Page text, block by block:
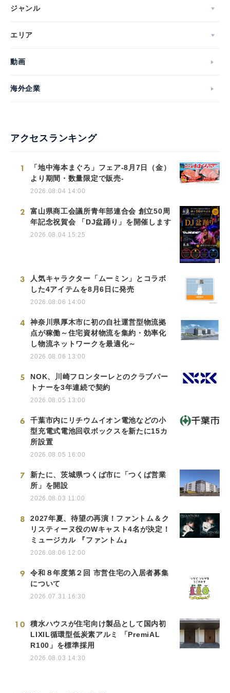
ジャンル
エリア
動画
海外企業
アクセスランキング
1
「地中海本まぐろ」フェア-8月7日（金）
より期間・数量限定で販売-
2026.08.04 14:00
2
富山県商工会議所青年部連合会 創立50周
年記念祝賀会 「DJ盆踊り」を開催します
2026.08.04 15:25
3
人気キャラクター「ムーミン」とコラボ
した4アイテムを8月6日に発売
2026.08.06 14:00
4
神奈川県厚木市に初の自社運営型物流拠
点が稼働～住宅資材物流を集約・効率化
し物流ネットワークを最適化～
2026.08.06 13:00
5
NOK、川崎フロンターレとのクラブパー
トナーを3年連続で契約
2026.08.05 13:00
6
千葉市内にリチウムイオン電池などの小
型充電式電池回収ボックスを新たに15カ
所設置
2026.08.05 16:00
7
新たに、茨城県つくば市に「つくば営業
所」を開設
2026.08.03 11:00
8
2027年夏、待望の再演！ファントム＆ク
リスティーヌ役のWキャスト4名が決定！
ミュージカル 『ファントム』
2026.08.06 12:00
9
令和８年度第２回 市営住宅の入居者募集
について
2026.07.31 16:30
10
積水ハウスが住宅向け製品として国内初
LIXIL循環型低炭素アルミ 「PremiAL
R100」を標準採用
2026.08.03 14:30